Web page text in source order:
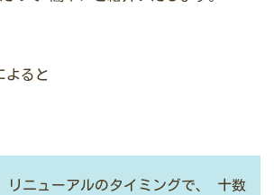
よると
リニューアルのタイミングで、
十数